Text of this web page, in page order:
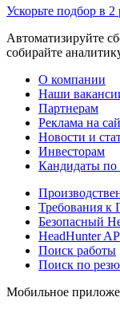
Ускорьте подбор в 2
Автоматизируйте
собирайте
О компании
Наши
Партнерам
Реклама на
Новости и
Инвесторам
Кандидаты по
Требования к
Безопасный
HeadHunter
Поиск работы
Поиск по
Мобильное